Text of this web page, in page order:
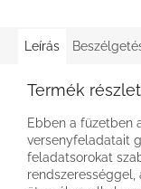
Leírás
Termék
Ebben a füzetben
versenyfeladatait
feladatsorokat
rendszerességgel,